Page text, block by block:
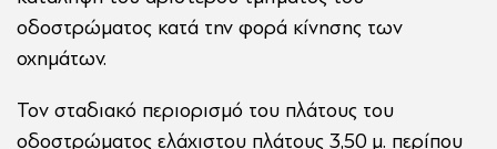
οδοστρώματος κατά την φορά κίνησης των
οχημάτων.
Τον σταδιακό περιορισμό του πλάτους του
οδοστρώματος ελάχιστου πλάτους 3,50 μ. περίπου